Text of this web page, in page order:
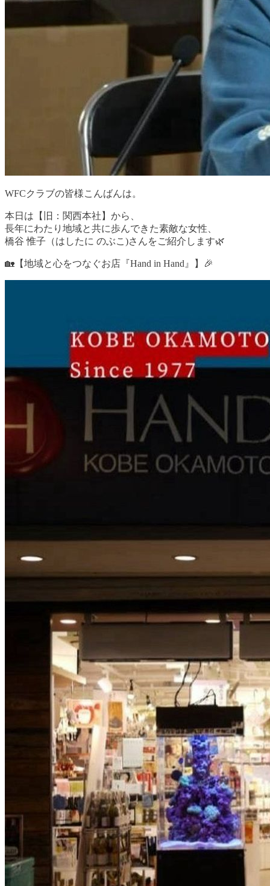
WFCクラブの皆様こんばんは。
本日は【旧：関西本社】から、
長年にわたり地域と共に歩んできた素敵な女性、
橋谷 惟子（はしたに のぶこ)さんをご紹介します🌿
🏡【地域と心をつなぐお店『Hand in Hand』】🎉